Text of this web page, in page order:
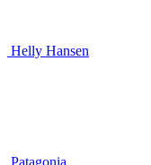
Helly Hansen
Patagonia